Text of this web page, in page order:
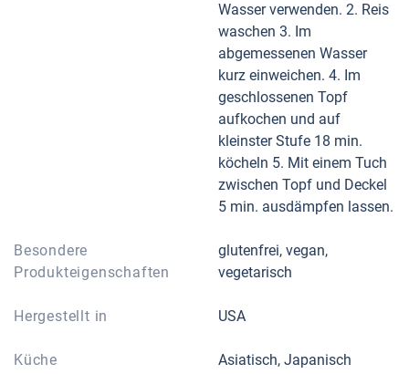
Wasser verwenden. 2. Reis
waschen 3. Im
abgemessenen Wasser
kurz einweichen. 4. Im
geschlossenen Topf
aufkochen und auf
kleinster Stufe 18 min.
köcheln 5. Mit einem Tuch
zwischen Topf und Deckel
5 min. ausdämpfen lassen.
Besondere
Produkteigenschaften
glutenfrei, vegan,
vegetarisch
Hergestellt in USA
Küche Asiatisch, Japanisch